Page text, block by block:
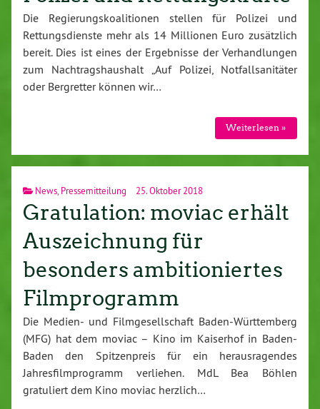
Die Regierungskoalitionen stellen für Polizei und
Rettungsdienste mehr als 14 Millionen Euro zusätzlich
bereit. Dies ist eines der Ergebnisse der Verhandlungen
zum Nachtragshaushalt „Auf Polizei, Notfallsanitäter
oder Bergretter können wir…
Weiterlesen »
News Pressemitteilung 25. Oktober 2018
Gratulation: moviac erhält
Auszeichnung für
besonders ambitioniertes
Filmprogramm
Die Medien- und Filmgesellschaft Baden-Württemberg
(MFG) hat dem moviac – Kino im Kaiserhof in Baden-
Baden den Spitzenpreis für ein herausragendes
Jahresfilmprogramm verliehen. MdL Bea Böhlen
gratuliert dem Kino moviac herzlich…